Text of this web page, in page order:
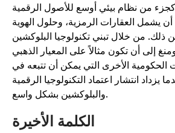
من نظام بيئي أوسع للأصول الرقمية
العقارات الرمزية، وحلول الهوية
من خلال تبني تكنولوجيا البلوكشين
إلى أن تكون مثالاً على المعيار الذهبي
الأخرى التي يمكن أن تتبعه في
انتشار اعتماد التكنولوجيا الرقمية
الكلمة الأخيرة